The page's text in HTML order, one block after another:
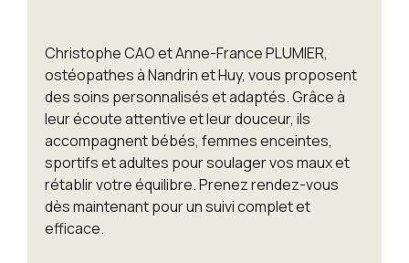
Christophe CAO et Anne-France PLUMIER,
ostéopathes à Nandrin et Huy, vous proposent
des soins personnalisés et adaptés. Grâce à
leur écoute attentive et leur douceur, ils
accompagnent bébés, femmes enceintes,
sportifs et adultes pour soulager vos maux et
rétablir votre équilibre. Prenez rendez-vous
dès maintenant pour un suivi complet et
efficace.